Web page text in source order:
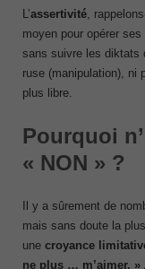
L’assertivité ,
moyen pour opérer
sans suivre les diktats
ruse (manipulation), ni
plus libre.
Pourquoi
« NON » ?
Il y a sûrement de
mais sans doute la
une croyance
ne plus … m’aimer. »